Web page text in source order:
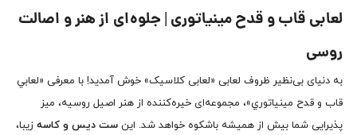
لعابی قاب و قدح مینیاتوری | جلوه‌ای از هنر و اصالت
روسی
به دنیای بی‌نظیر ظروف لعابی «لعابی کلاسیک» خوش آمدید! با معرفی «لعابي
قاب و قدح مينياتوري»، مجموعه‌ای خیره‌کننده از هنر اصیل روسیه، میز
پذیرایی شما بیش از همیشه باشکوه خواهد شد. این ست دیس و کاسه زیبا،